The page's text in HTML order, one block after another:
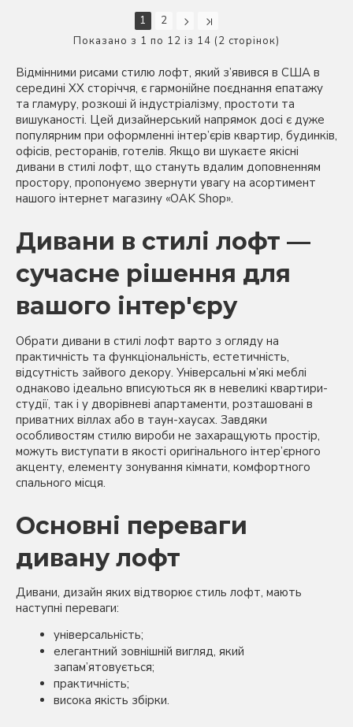
1
2
Показано з 1 по 12 із 14 (2 сторінок)
Відмінними рисами стилю лофт, який з’явився в США в
середині XX сторіччя, є гармонійне поєднання епатажу
та гламуру, розкоші й індустріалізму, простоти та
вишуканості. Цей дизайнерський напрямок досі є дуже
популярним при оформленні інтер’єрів квартир, будинків,
офісів, ресторанів, готелів. Якщо ви шукаєте якісні
дивани в стилі лофт, що стануть вдалим доповненням
простору, пропонуємо звернути увагу на асортимент
нашого інтернет магазину «OAK Shop».
Дивани в стилі лофт —
сучасне рішення для
вашого інтер'єру
Обрати дивани в стилі лофт варто з огляду на
практичність та функціональність, естетичність,
відсутність зайвого декору. Універсальні м’які меблі
однаково ідеально вписуються як в невеликі квартири-
студії, так і у дворівневі апартаменти, розташовані в
приватних віллах або в таун-хаусах. Завдяки
особливостям стилю вироби не захаращують простір,
можуть виступати в якості оригінального інтер’єрного
акценту, елементу зонування кімнати, комфортного
спального місця.
Основні переваги
дивану лофт
Дивани, дизайн яких відтворює стиль лофт, мають
наступні переваги:
універсальність;
елегантний зовнішній вигляд, який
запам’ятовується;
практичність;
висока якість збірки.